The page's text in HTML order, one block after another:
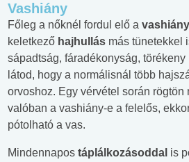
Vashiány
Főleg a nőknél fordul elő a vashiány
keletkező hajhullás más tünetekkel
sápadtság, fáradékonyság, törékeny
látod, hogy a normálisnál több
orvoshoz. Egy vérvétel során rögtön
valóban a vashiány-e a felelős,
pótolható a vas.
Mindennapos táplálkozásoddal is